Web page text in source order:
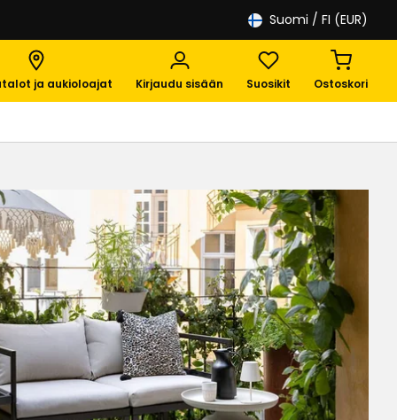
Suomi / FI (EUR)
ja aukioloajat Kirjaudu sisään Suosikit Ostoskori